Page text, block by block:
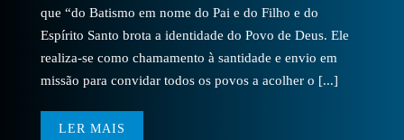
que “do Batismo em nome do Pai e do Filho e do
Espírito Santo brota a identidade do Povo de Deus. Ele
realiza-se como chamamento à santidade e envio em
missão para convidar todos os povos a acolher o [...]
LER MAIS